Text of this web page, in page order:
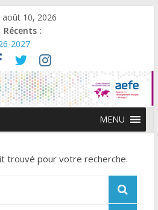
août 10, 2026
Récents :
2027
de la caisse – Eté 2026
du Baccalauréat 2026 –
de compétence du directeur de
Remise aux normes du SSI et du
MENU
trouvé pour votre recherche.